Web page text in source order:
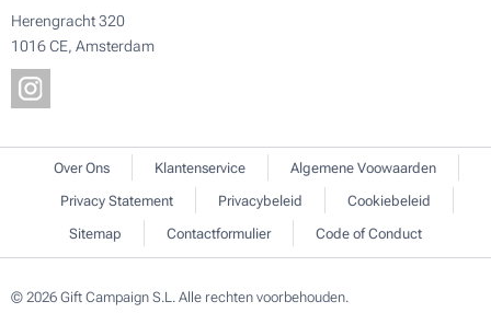
Herengracht 320
1016 CE, Amsterdam
Over Ons Klantenservice
Algemene Voowaarden
Privacy Statement
Privacybeleid
Cookiebeleid
Sitemap
Contactformulier Code of Conduct
© 2026 Gift Campaign S.L. Alle rechten voorbehouden.